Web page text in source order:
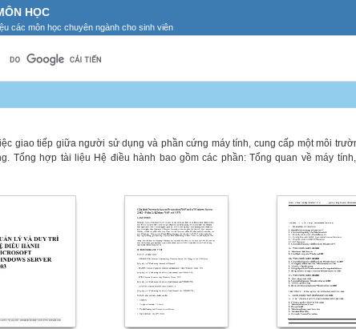
HỌC
các môn học chuyên ngành cho sinh viên
giao tiếp giữa người sử dụng và phần cứng máy tính, cung cấp một môi
Tổng hợp tài liệu Hệ điều hành bao gồm các phần: Tổng quan về máy